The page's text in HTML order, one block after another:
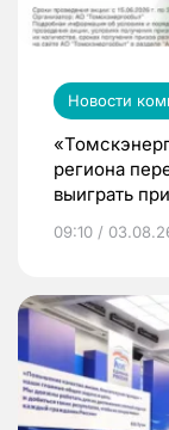
Новости
региона
выиграть
09:10 /